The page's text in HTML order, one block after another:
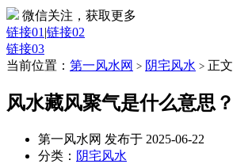
微信关注，获取更多
链接01 |链接02
链接03
当前位置： 第一风水网 > 阴宅风水 > 正文
风水藏风聚气是什么意思？
第一风水网 发布于 2025-06-22
分类： 阴宅风水